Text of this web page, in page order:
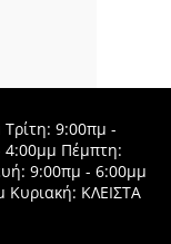
9:00πμ -
4:00μμ Πέμπτη:
9:00πμ - 6:00μμ
ΚΛΕΙΣΤΑ